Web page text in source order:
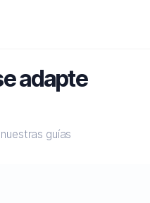
adapte
guías